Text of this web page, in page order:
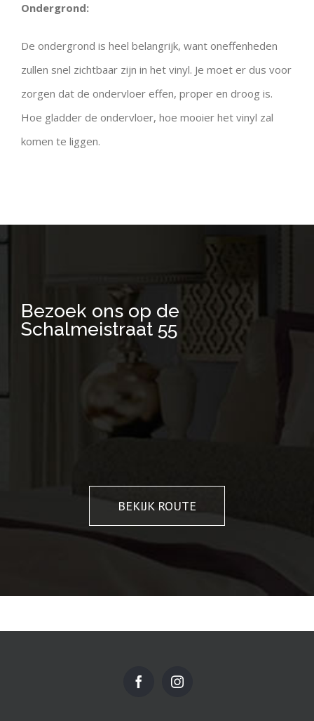
Ondergrond:
De ondergrond is heel belangrijk, want oneffenheden
zullen snel zichtbaar zijn in het vinyl. Je moet er dus voor
zorgen dat de ondervloer effen, proper en droog is.
Hoe gladder de ondervloer, hoe mooier het vinyl zal
komen te liggen.
Bezoek ons op de
Schalmeistraat 55
BEKIJK ROUTE